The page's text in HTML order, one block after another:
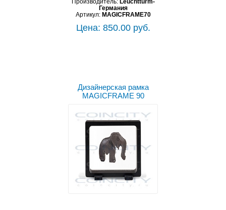
Производитель: Leuchtturm-
Германия
Артикул: MAGICFRAME70
Цена: 850.00 руб.
Дизайнерская рамка
MAGICFRAME 90